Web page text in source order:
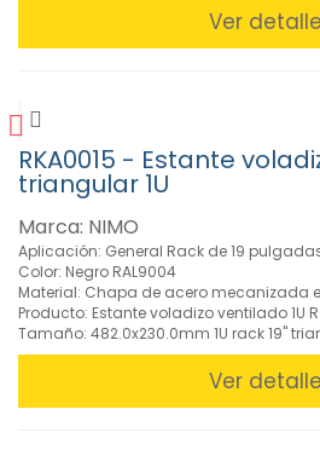
»
FILTROS
BUSCADOR
CARACTERISTICAS
Ver
RKA0015 - Estante
triangular 1U
Marca: NIMO
Aplicación: General Rack de 19
Color: Negro RAL9004
Material: Chapa de acero mecanizada
Producto: Estante voladizo ventilado 1U
Tamaño: 482.0x230.0mm 1U rack 19"
Ver